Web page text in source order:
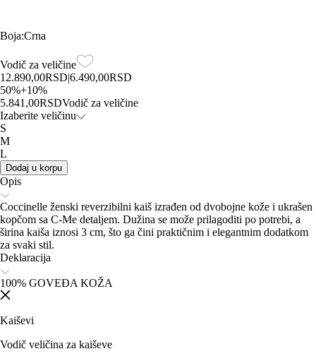
Boja:Crna
Vodič za veličine
12.890,00RSD|6.490,00RSD
50%+10%
5.841,00RSDVodič za veličine
Izaberite veličinu
S
M
L
Dodaj u korpu
Opis
Coccinelle ženski reverzibilni kaiš izrađen od dvobojne kože i ukrašen
kopčom sa C‑Me detaljem. Dužina se može prilagoditi po potrebi, a
širina kaiša iznosi 3 cm, što ga čini praktičnim i elegantnim dodatkom
za svaki stil.
Deklaracija
100% GOVEĐA KOŽA
Kaiševi
Vodič veličina za kaiševe